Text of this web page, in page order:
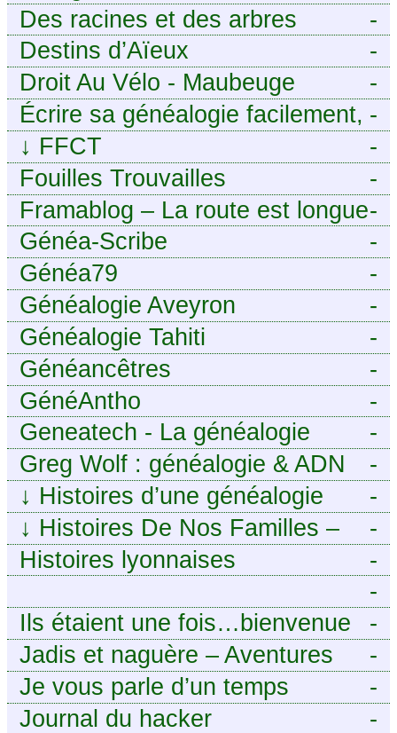
-
Des racines et des arbres
-
Destins d’Aïeux
-
Droit Au Vélo - Maubeuge
Sambre-Avesnois
-
Écrire sa généalogie facilement,
sans stress avec Généalordi
-
↓ FFCT
-
Fouilles Trouvailles
-
Framablog – La route est longue
mais la voie est libre…
-
Généa-Scribe
-
Généa79
-
Généalogie Aveyron
-
Généalogie Tahiti
-
Généancêtres
-
GénéAntho
-
Geneatech - La généalogie
numérique à portée de tous
-
Greg Wolf : généalogie & ADN
-
↓ Histoires d’une généalogie
Léonarde
-
↓ Histoires De Nos Familles –
Blog de généalogie
-
Histoires lyonnaises
-
https://
-
Ils étaient une fois…bienvenue
chez mes ancêtres. – Une
histoire tourangelle, mais pas
seulement.
-
Jadis et naguère – Aventures
généalogiques de l’Atlantique
aux contreforts des Alpes
-
Je vous parle d’un temps
-
Journal du hacker